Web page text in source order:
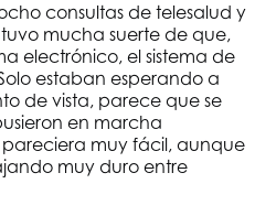
consultas de telesalud y
tuvo mucha suerte de que,
electrónico, el sistema de
estaban esperando a
de vista, parece que se
en marcha
muy fácil, aunque
muy duro entre